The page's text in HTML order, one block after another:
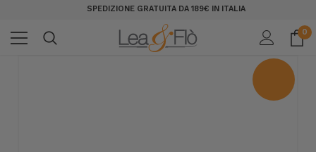
SPEDIZIONE GRATUITA DA 189€ IN ITALIA
0